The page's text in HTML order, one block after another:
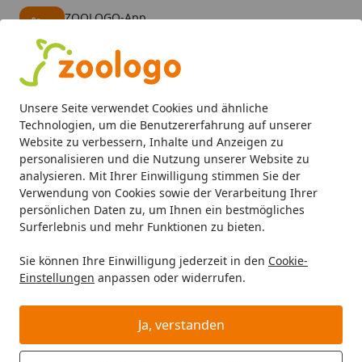
Unsere Seite verwendet Cookies und ähnliche
Technologien, um die Benutzererfahrung auf unserer
Website zu verbessern, Inhalte und Anzeigen zu
personalisieren und die Nutzung unserer Website zu
analysieren. Mit Ihrer Einwilligung stimmen Sie der
Verwendung von Cookies sowie der Verarbeitung Ihrer
persönlichen Daten zu, um Ihnen ein bestmögliches
Surferlebnis und mehr Funktionen zu bieten.
Sie können Ihre Einwilligung jederzeit in den Cookie-
Einstellungen anpassen oder widerrufen.
Ja, verstanden
ZOOLOGO-App
Alle Produkte
Mein Konto
Suchen
Startseite
Kleintier Kleintierfutter Hauptfutter JR FARM
JR FARM Grainless Herbs
Meerschweinchen Kleintierfutter